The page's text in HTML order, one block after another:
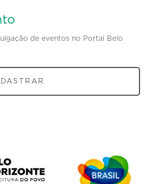
de eventos no Portal Belo